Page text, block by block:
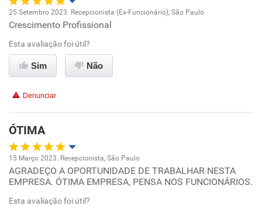
Oportunidade de promoção
Ambiente de trabalho
Benefícios
Recomenda esta empresa
Recomenda a diretoria
25 Setembro 2023. Recepcionista (Ex-Funcionário), São Paulo
Crescimento Profissional
Esta avaliação foi útil?
Sim Não
Denunciar
ÓTIMA
Oportunidade de promoção
Ambiente de trabalho
15 Março 2023. Recepcionista, São Paulo
AGRADEÇO A OPORTUNIDADE DE TRABALHAR NESTA
EMPRESA. ÓTIMA EMPRESA, PENSA NOS FUNCIONÁRIOS.
Esta avaliação foi útil?